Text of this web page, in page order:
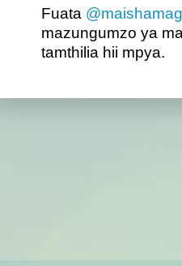
Fuata
mazungumzo ya
tamthilia hii mpya.